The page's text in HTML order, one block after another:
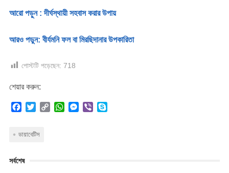
আরো পড়ুন : দীর্ঘস্থায়ী সহবাস করার উপায়
আরও পড়ুন: বীর্যমনি ফল বা মিরছিদানার উপকারিতা
পোস্টটি পড়েছেন: 718
শেয়ার করুন:
e
o
t
C
W
M
V
ডায়াবেটিস
সর্বশেষ